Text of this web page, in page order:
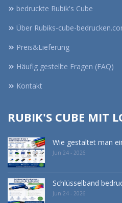
bedruckte Rubik's Cube
Über Rubiks-cube-
Preis&Lieferung
Häufig gestellte Fragen (FAQ)
Kontakt
RUBIK'S CUBE MIT
Wie gestaltet man
Jun 24 - 2026
Schlüsselband
Jun 24 - 2026